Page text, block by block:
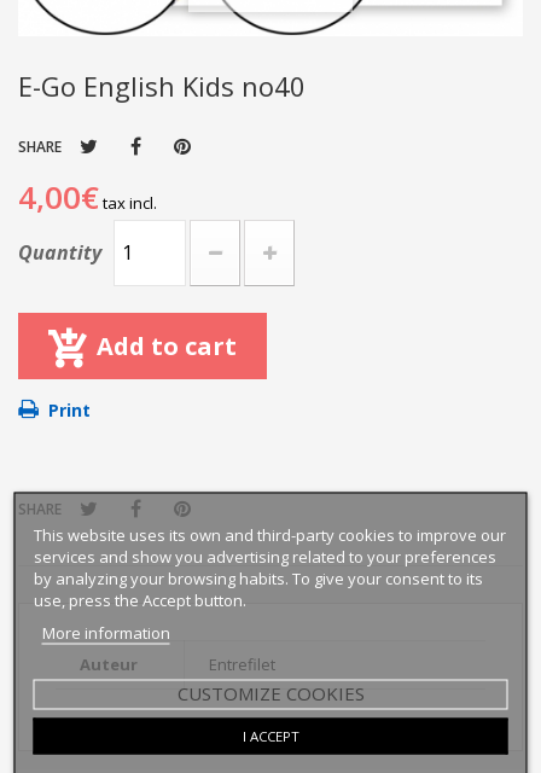
E-Go English Kids no40
SHARE
4,00€tax incl.
Quantity
Add to cart
Print
SHARE
Auteur Entrefilet
This website uses its own and third-party cookies to improve our
services and show you advertising related to your preferences
by analyzing your browsing habits. To give your consent to its
use, press the Accept button.
More information
CUSTOMIZE COOKIES
I ACCEPT